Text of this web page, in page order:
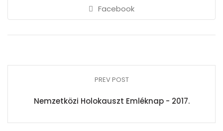
Facebook
PREV POST
Nemzetközi Holokauszt Emléknap - 2017.